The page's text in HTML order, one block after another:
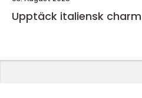
Upptäck italiensk